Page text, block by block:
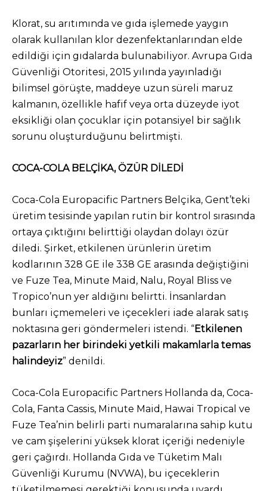
Klorat, su arıtımında ve gıda işlemede yaygın
olarak kullanılan klor dezenfektanlarından elde
edildiği için gıdalarda bulunabiliyor. Avrupa Gıda
Güvenliği Otoritesi, 2015 yılında yayınladığı
bilimsel görüşte, maddeye uzun süreli maruz
kalmanın, özellikle hafif veya orta düzeyde iyot
eksikliği olan çocuklar için potansiyel bir sağlık
sorunu oluşturduğunu belirtmişti.
COCA-COLA BELÇİKA, ÖZÜR DİLEDİ
Coca-Cola Europacific Partners Belçika, Gent’teki
üretim tesisinde yapılan rutin bir kontrol sırasında
ortaya çıktığını belirttiği olaydan dolayı özür
diledi. Şirket, etkilenen ürünlerin üretim
kodlarının 328 GE ile 338 GE arasında değiştiğini
ve Fuze Tea, Minute Maid, Nalu, Royal Bliss ve
Tropico’nun yer aldığını belirtti. İnsanlardan
bunları içmemeleri ve içecekleri iade alarak satış
noktasına geri göndermeleri istendi. “Etkilenen
pazarların her birindeki yetkili makamlarla temas
halindeyiz” denildi.
Coca-Cola Europacific Partners Hollanda da, Coca-
Cola, Fanta Cassis, Minute Maid, Hawai Tropical ve
Fuze Tea’nin belirli parti numaralarına sahip kutu
ve cam şişelerini yüksek klorat içeriği nedeniyle
geri çağırdı. Hollanda Gıda ve Tüketim Malı
Güvenliği Kurumu (NVWA), bu içeceklerin